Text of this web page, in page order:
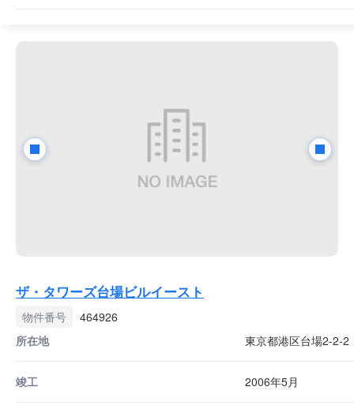
ザ・タワーズ台場ビルイースト
物件番号
464926
所在地
東京都港区台場2-2-2
竣工 2006年5月